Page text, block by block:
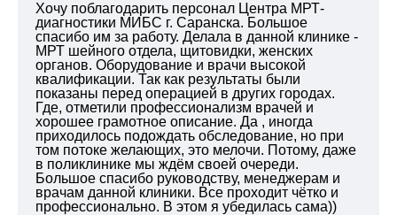
Хочу поблагодарить персонал Центра МРТ-
диагностики МИБС г. Саранска. Большое
спасибо им за работу. Делала в данной клинике -
МРТ шейного отдела, щитовидки, женских
органов. Оборудование и врачи высокой
квалификации. Так как результаты были
показаны перед операцией в других городах.
Где, отметили профессионализм врачей и
хорошее грамотное описание. Да , иногда
приходилось подождать обследование, но при
том потоке желающих, это мелочи. Потому, даже
в поликлинике мы ждём своей очереди.
Большое спасибо руководству, менеджерам и
врачам данной клиники. Все проходит чётко и
профессионально. В этом я убедилась сама))